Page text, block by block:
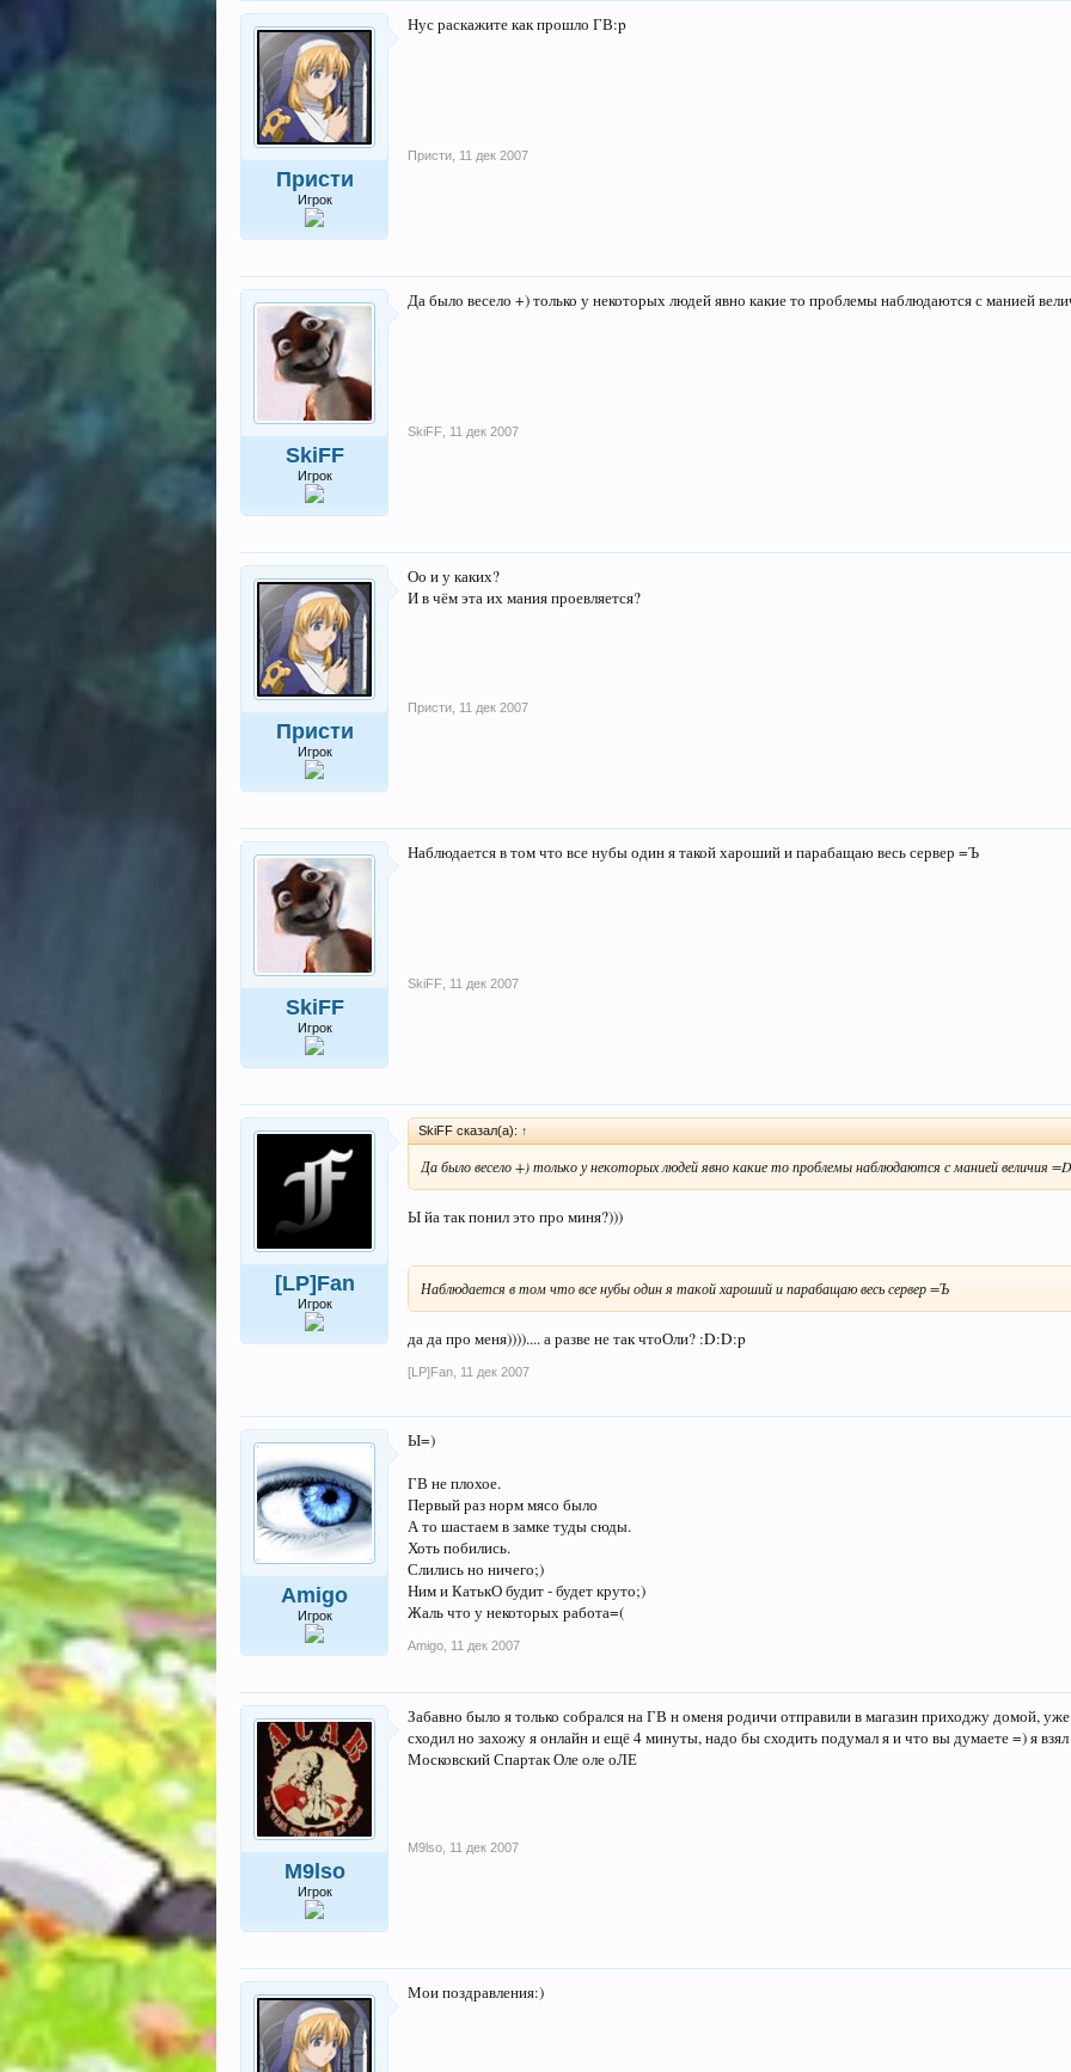
Присти
Игрок
Нус раскажите как прошло ГВ:p
Присти 11 дек 2007
SkiFF
Игрок
Да было весело +) только у некоторых людей явно какие то проблемы наблюдаются с манией
SkiFF 11 дек 2007
Присти
Игрок
Оо и у каких?
И в чём эта их мания проевляется?
Присти 11 дек 2007
SkiFF
Игрок
Наблюдается в том что все нубы один я такой хароший и парабащаю весь сервер =Ъ
SkiFF 11 дек 2007
[LP]Fan
Игрок
SkiFF сказал(а): ↑
Да было весело +) только у некоторых людей явно какие то проблемы наблюдаются с манией величия =D
Ы йа так понил это про миня?)))
Наблюдается в том что все нубы один я такой хароший и парабащаю весь сервер =Ъ
да да про меня)))).... а разве не так чтоОли? :D:D:p
[LP]Fan 11 дек 2007
Amigo
Игрок
Ы=)
ГВ не плохое.
Первый раз норм мясо было
А то шастаем в замке туды сюды.
Хоть побились.
Слились но ничего;)
Ним и КатькО будит - будет круто;)
Жаль что у некоторых работа=(
Amigo 11 дек 2007
M9lso
Игрок
Забавно было я только собрался на ГВ н оменя родичи отправили в магазин приходжу домой,
сходил но захожу я онлайн и ещё 4 минуты, надо бы сходить подумал я и что вы думаете =) я
Московский Спартак Оле оле оЛЕ
M9lso 11 дек 2007
Мои поздравления:)